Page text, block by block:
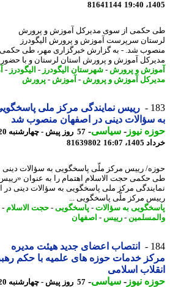
81641144
حکمی از سوی مدیرکل آموزش و پرورش
سرپرست آموزش و پرورش الیگودرز
شد. - به گزارش خبرگزاری مهر، طی حکمی از
آموزش و پرورش استان لرستان و با حضور ...
و پرورش-شهرستان الیگودرز-الیگودرز-
آموزش و پرورش-آموزش-پرورش
رییس نمایندگی مرکز ملی پاسخگویی
سؤالات دینی در اصفهان منصوب شد
نیوز-سیاسی-
57 روز پیش - چهارشنبه 20
16:07
81639802
رییس مرکز ملّی پاسخگویی به سؤالات دینی
حجت الاسلام اهتمام را به عنوان «رییس
مرکز ملی پاسخگویی به سؤالات دینی در
مرکز ملّی پاسخگویی ...
به سؤالات -پاسخگویی-حجت الاسلام-
-رییس -اصفهان
انتصاب اعضای جدید هیئت مدیره
خدمات حوزه های علمیه با حکم رهبر
اسلامی
نیوز-سیاسی-
57 روز پیش - چهارشنبه 20